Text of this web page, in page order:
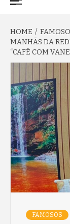
HOME
MANHÃS DA
“CAFÉ COM
FAMOSOS